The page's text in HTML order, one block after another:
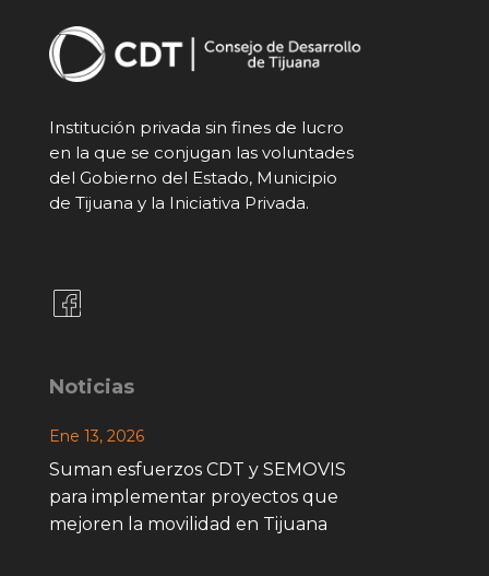
Institución privada sin fines de lucro
en la que se conjugan las voluntades
del Gobierno del Estado, Municipio
de Tijuana y la Iniciativa Privada.
Noticias
Suman esfuerzos CDT y SEMOVIS
para implementar proyectos que
mejoren la movilidad en Tijuana
Ene 13, 2026